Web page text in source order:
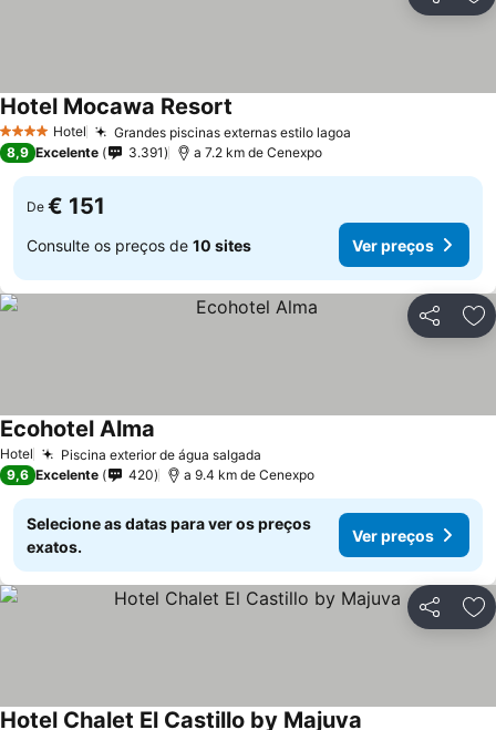
4 EstrelasHotel Grandes piscinas externas estilo lagoa
Hotel Mocawa Resort
8,9 Excelente 3.391 a 7.2 km de Cenexpo
De € 151
Consulte os preços de 10 sites Ver preços
Partilhar
Hotel Piscina exterior de água salgada
Ecohotel Alma
9,6 Excelente 420 a 9.4 km de Cenexpo
Selecione as datas para ver os preços
exatos.
Ver preços
Partilhar
Hotel Chalet El Castillo by Majuva